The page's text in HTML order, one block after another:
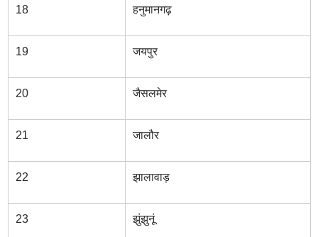
18 हनुमानगढ़
19 जयपुर
20 जैसलमेर
21 जालौर
22 झालावाड़
23 झुंझुनूं